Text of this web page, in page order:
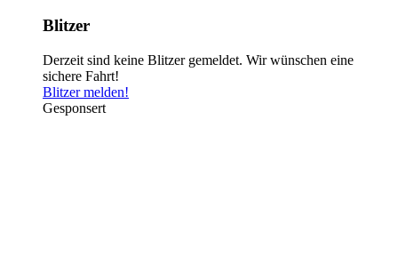
Blitzer
Derzeit sind keine Blitzer gemeldet. Wir wünschen eine
sichere Fahrt!
Blitzer melden!
Gesponsert